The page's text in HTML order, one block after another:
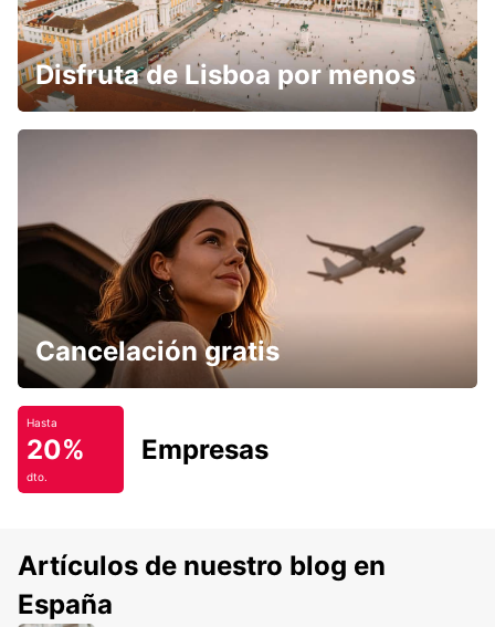
Disfruta de Lisboa por menos
Cancelación gratis
Hasta
20%
dto.
Empresas
Artículos de nuestro blog en
España